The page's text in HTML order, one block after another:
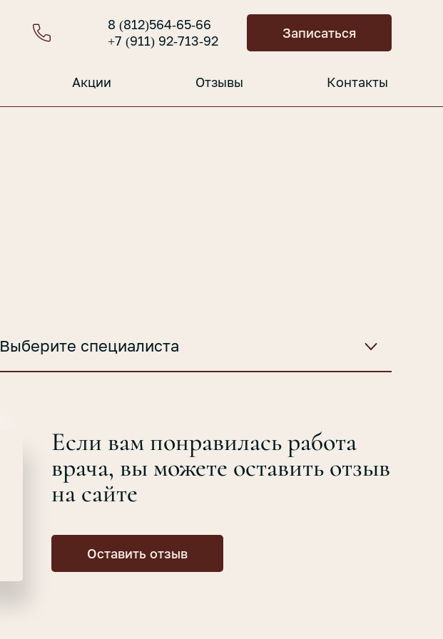
8 (812)564-65-66
+7 (911) 92-713-92
Записаться
Акции Отзывы Контакты
Выберите специалиста
Если вам понравилась работа
врача, вы можете оставить отзыв
на сайте
Оставить отзыв